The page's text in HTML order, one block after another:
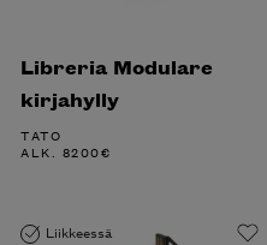
Libreria Modulare
kirjahylly
TATO
ALK. 8200€
Liikkeessä